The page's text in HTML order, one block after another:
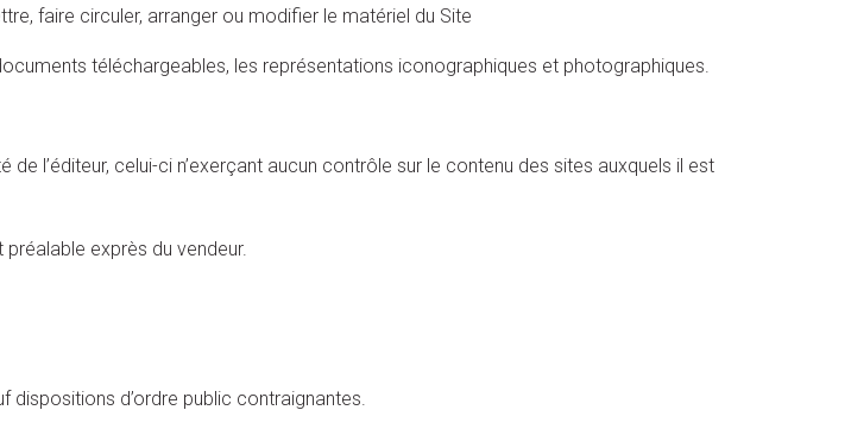
faire circuler, arranger ou modifier le matériel du Site
téléchargeables, les représentations iconographiques et photographiques.
l’éditeur, celui-ci n’exerçant aucun contrôle sur le contenu des sites auxquels il est
exprès du vendeur.
dispositions d’ordre public contraignantes.